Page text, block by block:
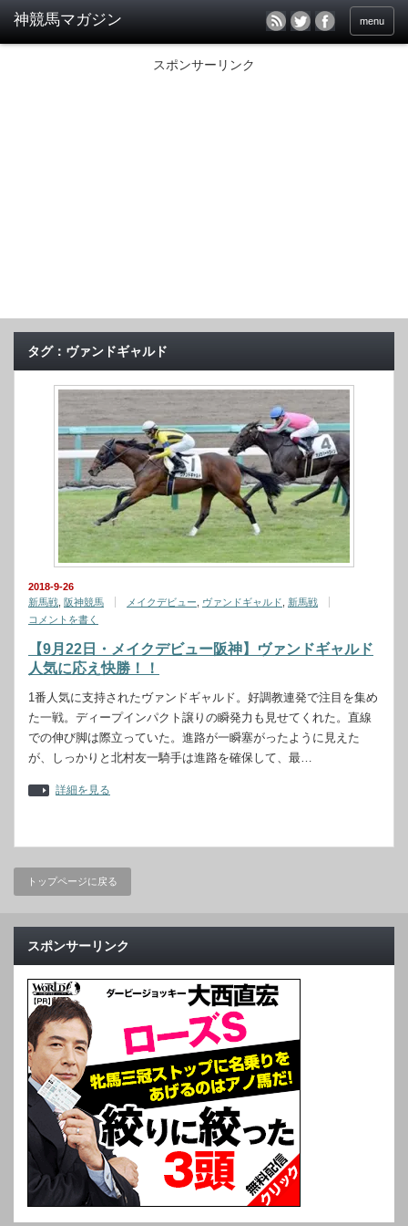
menu
スポンサーリンク
タグ：ヴァンドギャルド
2018-9-26
新馬戦 阪神競馬 メイクデビュー ヴァンドギャルド
新馬戦
コメントを書く
【9月22日・メイクデビュー阪神】ヴァンドギャルド
人気に応え快勝！！
1番人気に支持されたヴァンドギャルド。好調教連発で注目を集め
た一戦。ディープインパクト譲りの瞬発力も見せてくれた。直線
での伸び脚は際立っていた。進路が一瞬塞がったように見えた
が、しっかりと北村友一騎手は進路を確保して、最…
詳細を見る
トップページに戻る
スポンサーリンク